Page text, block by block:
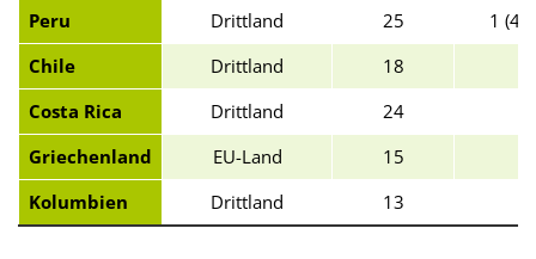
Peru
Drittland 25
1
Chile
Drittland 18
Costa Rica
Drittland 24
Griechenland
EU-Land 15
Kolumbien
Drittland 13